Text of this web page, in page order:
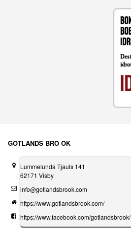
GOTLANDS BRO OK
Lummelunda Tjauls 141
62171 Visby
info@gotlandsbrook.com
https://www.gotlandsbrook.com/
https://www.facebook.com/gotlandsbrook/